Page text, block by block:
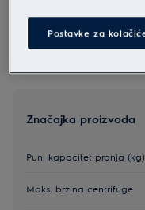
korisničkog priručnika.
Značajka proizvoda
Puni kapacitet pranja (kg)
Maks. brzina centrifuge
Postavke za